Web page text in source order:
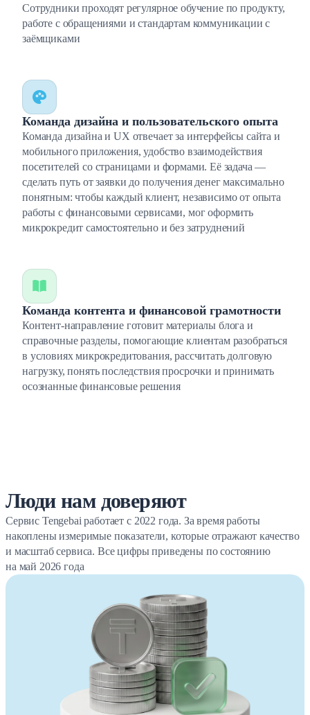
Сотрудники проходят регулярное обучение по продукту,
работе с обращениями и стандартам коммуникации с
заёмщиками
Команда дизайна и пользовательского опыта
Команда дизайна и UX отвечает за интерфейсы сайта и
мобильного приложения, удобство взаимодействия
посетителей со страницами и формами. Её задача —
сделать путь от заявки до получения денег максимально
понятным: чтобы каждый клиент, независимо от опыта
работы с финансовыми сервисами, мог оформить
микрокредит самостоятельно и без затруднений
Команда контента и финансовой грамотности
Контент-направление готовит материалы блога и
справочные разделы, помогающие клиентам разобраться
в условиях микрокредитования, рассчитать долговую
нагрузку, понять последствия просрочки и принимать
осознанные финансовые решения
Люди нам доверяют
Сервис Tengebai работает с 2022 года. За время работы
накоплены измеримые показатели, которые отражают качество
и масштаб сервиса. Все цифры приведены по состоянию
на май 2026 года